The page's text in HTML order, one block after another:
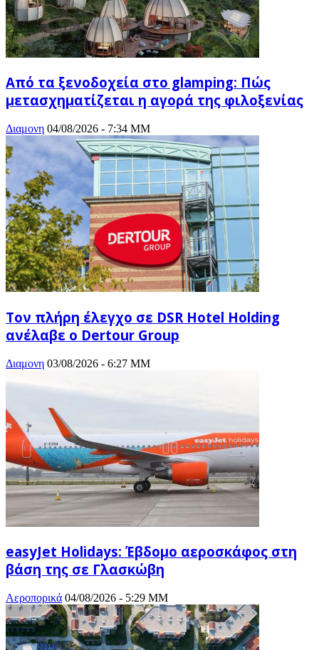
Από τα ξενοδοχεία στο glamping: Πώς
μετασχηματίζεται η αγορά της φιλοξενίας
Διαμονη 04/08/2026 - 7:34 ΜΜ
Τον πλήρη έλεγχο σε DSR Hotel Holding
ανέλαβε ο Dertour Group
Διαμονη 03/08/2026 - 6:27 ΜΜ
easyJet Holidays: Έβδομο αεροσκάφος στη
βάση της σε Γλασκώβη
Αεροπορικά 04/08/2026 - 5:29 ΜΜ